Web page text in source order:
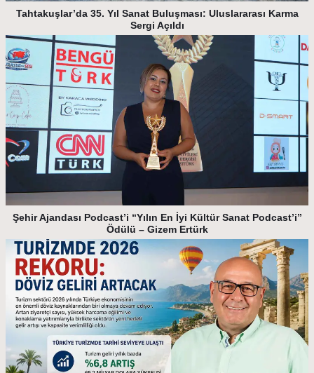
Tahtakuşlar’da 35. Yıl Sanat Buluşması: Uluslararası Karma
Sergi Açıldı
Şehir Ajandası Podcast’i “Yılın En İyi Kültür Sanat Podcast’i”
Ödülü – Gizem Ertürk